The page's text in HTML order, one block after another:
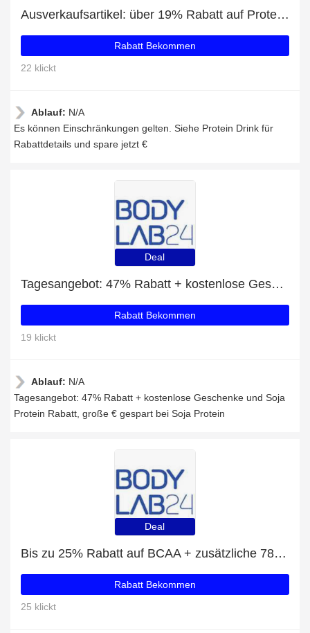
Ausverkaufsartikel: über 19% Rabatt auf Protein Drink
Rabatt Bekommen
22 klickt
Ablauf: N/A
Es können Einschränkungen gelten. Siehe Protein Drink für
Rabattdetails und spare jetzt €
Deal
Tagesangebot: 47% Rabatt + kostenlose Geschenke und Soja Protein Rabatt
Rabatt Bekommen
19 klickt
Ablauf: N/A
Tagesangebot: 47% Rabatt + kostenlose Geschenke und Soja
Protein Rabatt, große € gespart bei Soja Protein
Deal
Bis zu 25% Rabatt auf BCAA + zusätzliche 78-Rabatte
Rabatt Bekommen
25 klickt